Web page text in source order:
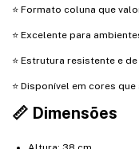
⭐ Formato coluna que
⭐ Excelente para
⭐ Estrutura resistente e
⭐ Disponível em cores
📏 Dimensões